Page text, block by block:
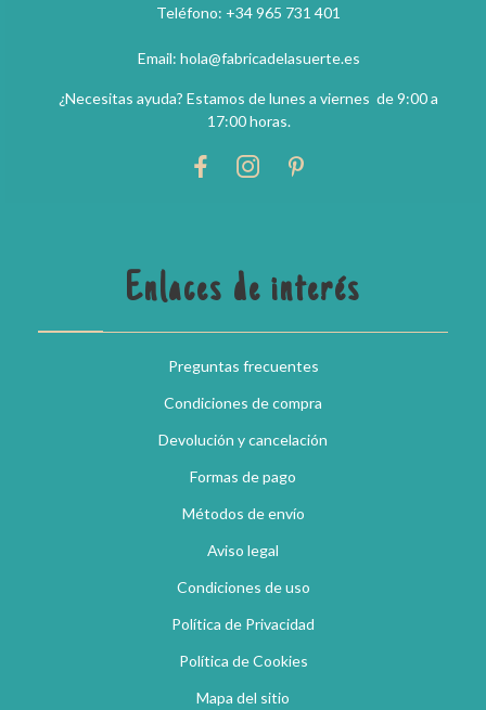
Teléfono: +34 965 731 401
Email: hola@fabricadelasuerte.es
¿Necesitas ayuda? Estamos de lunes a viernes de 9:00 a
17:00 horas.
Enlaces de interés
Preguntas frecuentes
Condiciones de compra
Devolución y cancelación
Formas de pago
Métodos de envío
Aviso legal
Condiciones de uso
Política de Privacidad
Política de Cookies
Mapa del sitio